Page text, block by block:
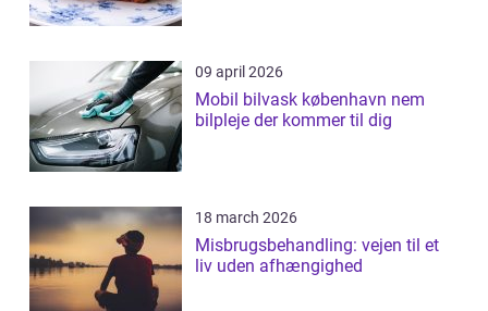
09 april 2026
Mobil bilvask københavn nem
bilpleje der kommer til dig
18 march 2026
Misbrugsbehandling: vejen til et
liv uden afhængighed